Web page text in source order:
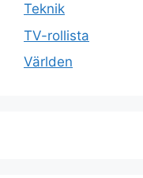
Teknik
TV-rollista
Världen